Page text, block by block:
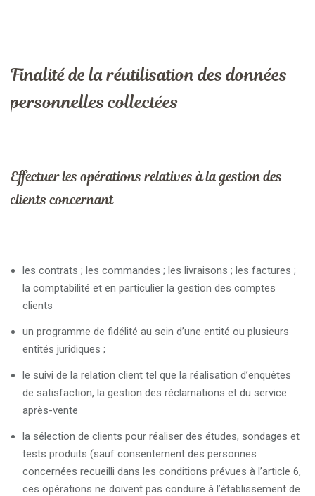
Finalité de la réutilisation des données
personnelles collectées
Effectuer les opérations relatives à la gestion des
clients concernant
les contrats ; les commandes ; les livraisons ; les factures ;
la comptabilité et en particulier la gestion des comptes
clients
un programme de fidélité au sein d’une entité ou plusieurs
entités juridiques ;
le suivi de la relation client tel que la réalisation d’enquêtes
de satisfaction, la gestion des réclamations et du service
après-vente
la sélection de clients pour réaliser des études, sondages et
tests produits (sauf consentement des personnes
concernées recueilli dans les conditions prévues à l’article 6,
ces opérations ne doivent pas conduire à l’établissement de